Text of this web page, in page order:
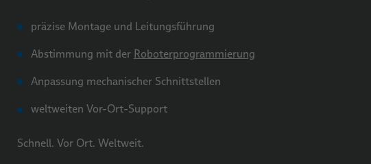
präzise Montage und Leitungsführung
Abstimmung mit der Roboterprogrammierung
Anpassung mechanischer Schnittstellen
weltweiten Vor-Ort-Support
Schnell. Vor Ort. Weltweit.